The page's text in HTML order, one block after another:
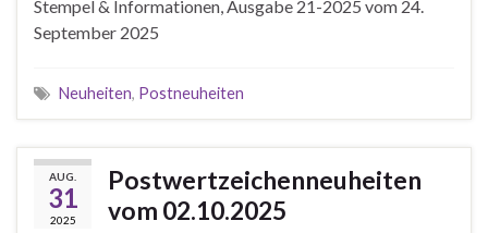
Stempel & Informationen, Ausgabe 21-2025 vom 24.
September 2025
Neuheiten, Postneuheiten
AUG.
31
2025
Postwertzeichenneuheiten
vom 02.10.2025